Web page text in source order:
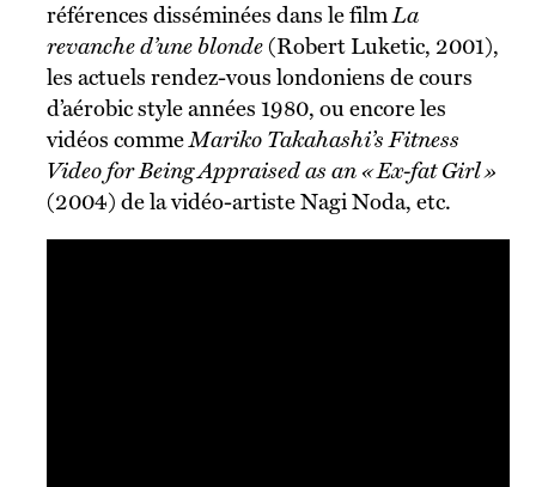
références disséminées dans le film La
revanche d’une blonde(Robert Luketic, 2001),
les actuels rendez-vous londoniens de cours
d’aérobic style années 1980, ou encore les
vidéos comme Mariko Takahashi’s Fitness
Video for Being Appraised as an « Ex-fat Girl »
(2004) de la vidéo-artiste Nagi Noda, etc.